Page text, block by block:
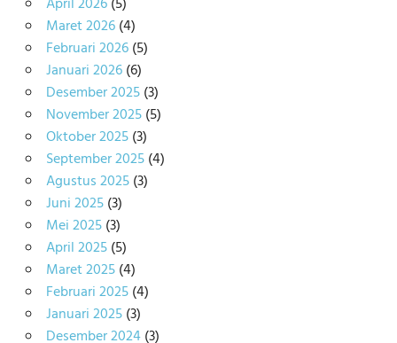
Maret 2026(4)
Februari 2026(5)
Januari 2026(6)
Desember 2025(3)
November 2025(5)
Oktober 2025(3)
September 2025(4)
Agustus 2025(3)
Juni 2025(3)
Mei 2025(3)
April 2025(5)
Maret 2025(4)
Februari 2025(4)
Januari 2025(3)
Desember 2024(3)